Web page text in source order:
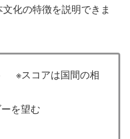
化の特徴を説明できま
※スコアは国間の相
を望む